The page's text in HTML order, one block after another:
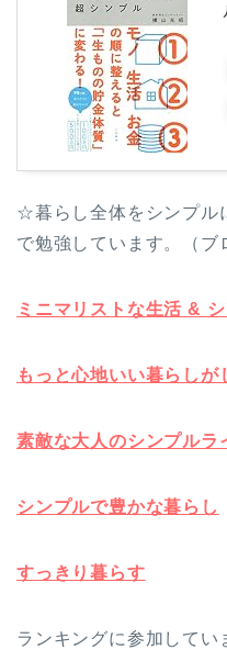
☆暮らし全体をシンプル
で勉強しています。（ブ
ミニマリストな生活 &
もっと心地いい暮らしが
素敵な大人のシンプルラ
シンプルで豊かな暮らし
すっきり暮らす
ランキングに参加してい